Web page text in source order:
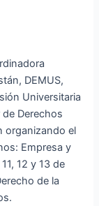
DEMUS,
Universitaria
de Derechos
organizando el
Empresa y
12 y 13 de
de la